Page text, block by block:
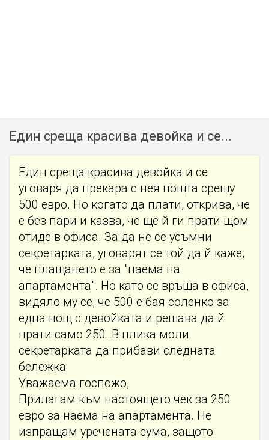
Един среща красива девойка и се...
Един среща красива девойка и се
уговаря да прекара с нея нощта срещу
500 евро. Но когато да плати, открива, че
е без пари и казва, че ще й ги прати щом
отиде в офиса. За да не се усъмни
секретарката, уговарят се той да й каже,
че плащането е за "наема на
апартамента". Но като се връща в офиса,
видяло му се, че 500 е бая соленко за
една нощ с девойката и решава да й
прати само 250. В плика моли
секретарката да прибави следната
бележка:
Уважаема госпожо,
Прилагам към настоящето чек за 250
евро за наема на апартамента. Не
изпращам уречената сума, защото